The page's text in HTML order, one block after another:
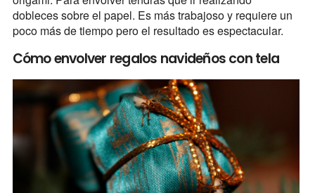
dobleces sobre el papel. Es más trabajoso y requiere un
poco más de tiempo pero el resultado es espectacular.
Cómo envolver regalos navideños con tela